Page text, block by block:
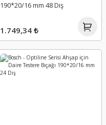
190*20/16 mm 48 Diş
1.749,34 ₺